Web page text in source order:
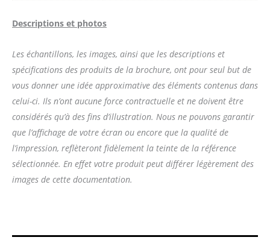
Descriptions et photos
Les échantillons, les images, ainsi que les descriptions et
spécifications des produits de la brochure, ont pour seul but de
vous donner une idée approximative des éléments contenus dans
celui-ci. Ils n’ont aucune force contractuelle et ne doivent être
considérés qu’à des fins d’illustration. Nous ne pouvons garantir
que l’affichage de votre écran ou encore que la qualité de
l’impression, reflèteront fidèlement la teinte de la référence
sélectionnée. En effet votre produit peut différer légèrement des
images de cette documentation.